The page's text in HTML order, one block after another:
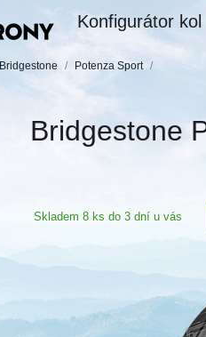
Konfigurátor kol
Bridgestone / Potenza Sport /
Bridgestone
Skladem 8 ks do 3 dní u vás